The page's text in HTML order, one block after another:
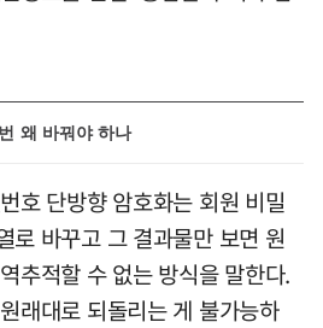
왜 바꿔야 하나
호 단방향 암호화는 회원 비밀
로 바꾸고 그 결과물만 보면 원
추적할 수 없는 방식을 말한다.
래대로 되돌리는 게 불가능하